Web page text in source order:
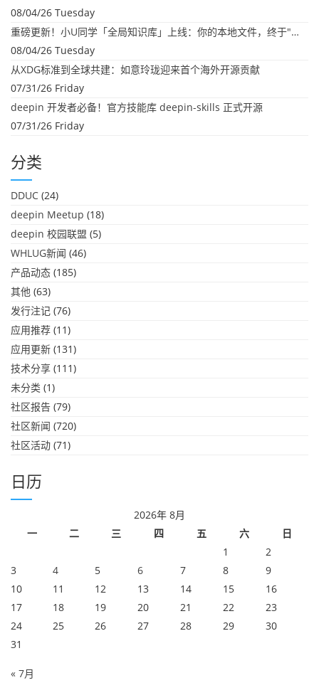
08/04/26 Tuesday
重磅更新！小U同学「全局知识库」上线：你的本地文件，终于"活"起来了
08/04/26 Tuesday
从XDG标准到全球共建：如意玲珑迎来首个海外开源贡献
07/31/26 Friday
deepin 开发者必备！官方技能库 deepin-skills 正式开源
07/31/26 Friday
分类
DDUC (24)
deepin Meetup (18)
deepin 校园联盟 (5)
WHLUG新闻 (46)
产品动态 (185)
其他 (63)
发行注记 (76)
应用推荐 (11)
应用更新 (131)
技术分享 (111)
未分类 (1)
社区报告 (79)
社区新闻 (720)
社区活动 (71)
日历
2026年 8月
一
二 三 四 五 六
日
1
2
3
4 5 6 7 8
9
10
11 12 13 14 15
16
17
18 19 20 21 22
23
24
25 26 27 28 29
30
31
« 7月